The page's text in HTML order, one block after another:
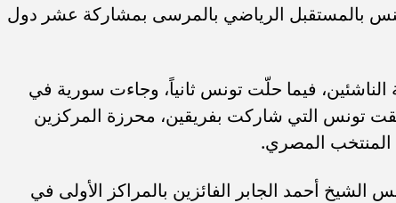
بالمستقبل الرياضي بالمرسى بمشاركة عشر دول
فيما حلّت تونس ثانياً، وجاءت سورية في
تونس التي شاركت بفريقين، محرزة المركزين
المنتخب المصري.
الشيخ أحمد الجابر الفائزين بالمراكز الأولى في